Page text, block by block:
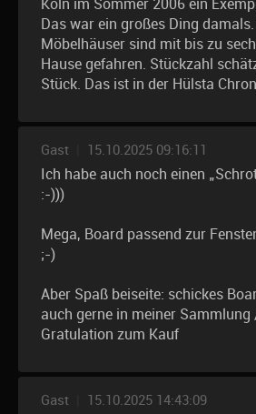
Köln im Sommer 2006 ein
Das war ein großes Ding
Möbelhäuser sind mit bis zu
Hause gefahren. Stückzahl
Stück. Das ist in der Hülsta
Gast 15.10.2025 09:16:11
Ich habe auch noch einen
:-)))
Mega, Board passend zur
;-)
Aber Spaß beiseite: schickes
auch gerne in meiner Sammlung
Gratulation zum Kauf
Gast 15.10.2025 14:43:09